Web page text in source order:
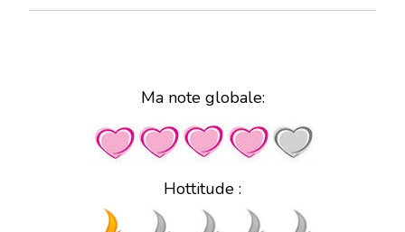
Ma note globale:
Hottitude :